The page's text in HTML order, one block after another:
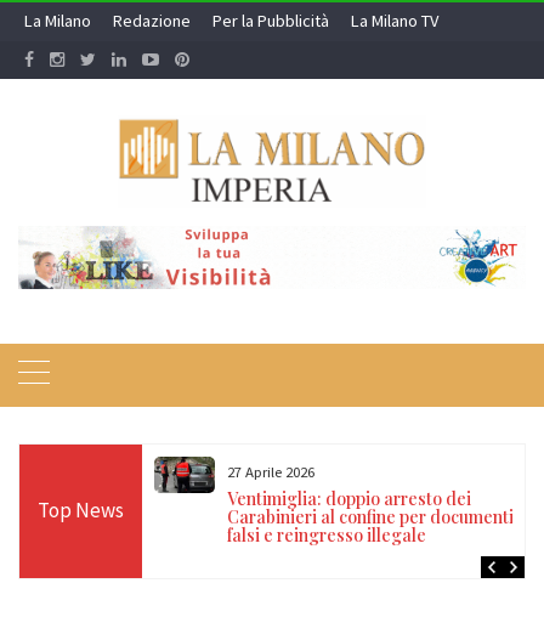
Skip
content
La Milano Redazione Per la Pubblicità La Milano TV
Top News
durante la
per
27 Aprile 2026
Ventimiglia: doppio arresto dei
Carabinieri al confine per documenti
falsi e reingresso illegale